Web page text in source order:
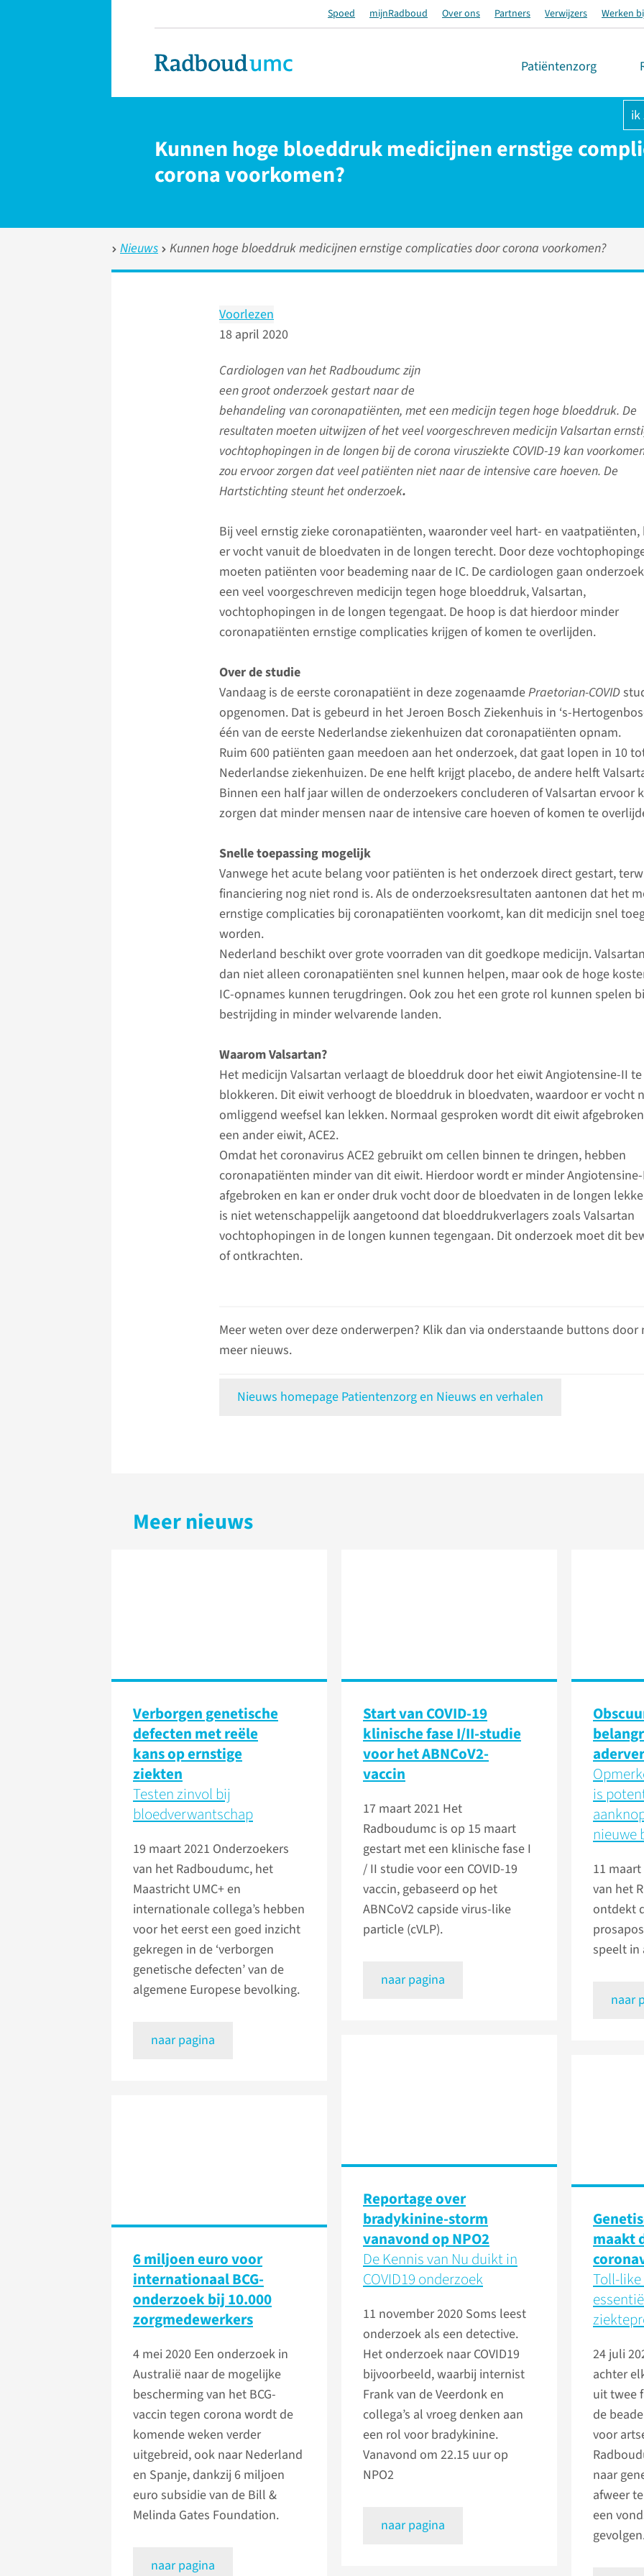
Spoed mijnRadboud Over ons Partners Verwijzers Werken
Patiëntenzorg
ik
Kunnen hoge bloeddruk medicijnen ernstige
corona voorkomen?
Nieuws Kunnen hoge bloeddruk medicijnen ernstige complicaties door corona voorkomen?
Voorlezen
18 april 2020
Cardiologen van het Radboudumc zijn
een groot onderzoek gestart naar de
behandeling van coronapatiënten, met een medicijn tegen hoge bloeddruk. De
resultaten moeten uitwijzen of het veel voorgeschreven medicijn Valsartan
vochtophopingen in de longen bij de corona virusziekte COVID-19 kan
zou ervoor zorgen dat veel patiënten niet naar de intensive care hoeven. De
Hartstichting steunt het onderzoek.
Bij veel ernstig zieke coronapatiënten, waaronder veel hart- en
er vocht vanuit de bloedvaten in de longen terecht. Door deze
moeten patiënten voor beademing naar de IC. De cardiologen gaan
een veel voorgeschreven medicijn tegen hoge bloeddruk, Valsartan,
vochtophopingen in de longen tegengaat. De hoop is dat hierdoor minder
coronapatiënten ernstige complicaties krijgen of komen te overlijden.
Over de studie
Vandaag is de eerste coronapatiënt in deze zogenaamdePraetorian-COVID
opgenomen. Dat is gebeurd in het Jeroen Bosch Ziekenhuis in ‘s-
één van de eerste Nederlandse ziekenhuizen dat coronapatiënten opnam.
Ruim 600 patiënten gaan meedoen aan het onderzoek, dat gaat lopen in 10
Nederlandse ziekenhuizen. De ene helft krijgt placebo, de andere helft
Binnen een half jaar willen de onderzoekers concluderen of Valsartan ervoor
zorgen dat minder mensen naar de intensive care hoeven of komen te
Snelle toepassing mogelijk
Vanwege het acute belang voor patiënten is het onderzoek direct gestart,
financiering nog niet rond is. Als de onderzoeksresultaten aantonen dat het
ernstige complicaties bij coronapatiënten voorkomt, kan dit medicijn snel
worden.
Nederland beschikt over grote voorraden van dit goedkope medicijn.
dan niet alleen coronapatiënten snel kunnen helpen, maar ook de hoge
IC-opnames kunnen terugdringen. Ook zou het een grote rol kunnen spelen
bestrijding in minder welvarende landen.
Waarom Valsartan?
Het medicijn Valsartan verlaagt de bloeddruk door het eiwit Angiotensine-II te
blokkeren. Dit eiwit verhoogt de bloeddruk in bloedvaten, waardoor er vocht
omliggend weefsel kan lekken. Normaal gesproken wordt dit eiwit
een ander eiwit, ACE2.
Omdat het coronavirus ACE2 gebruikt om cellen binnen te dringen, hebben
coronapatiënten minder van dit eiwit. Hierdoor wordt er minder
afgebroken en kan er onder druk vocht door de bloedvaten in de longen
is niet wetenschappelijk aangetoond dat bloeddrukverlagers zoals Valsartan
vochtophopingen in de longen kunnen tegengaan. Dit onderzoek moet dit
of ontkrachten.
Meer weten over deze onderwerpen? Klik dan via onderstaande buttons door
meer nieuws.
Nieuws homepage Patientenzorg en Nieuws en verhalen
Meer nieuws
Verborgen genetische
defecten met reële
kans op ernstige
ziekten
Testen zinvol bij
bloedverwantschap
19 maart 2021 Onderzoekers
van het Radboudumc, het
Maastricht UMC+ en
internationale collega’s hebben
voor het eerst een goed inzicht
gekregen in de ‘verborgen
genetische defecten’ van de
algemene Europese bevolking.
naar pagina
Start van COVID-19
klinische fase I/II-studie
voor het ABNCoV2-
vaccin
17 maart 2021 Het
Radboudumc is op 15 maart
gestart met een klinische fase I
/ II studie voor een COVID-19
vaccin, gebaseerd op het
ABNCoV2 capside virus-like
particle (cVLP).
naar pagina
is
nieuwe
11
van het
ontdekt
speelt in
naar
Reportage over
bradykinine-storm
vanavond op NPO2
De Kennis van Nu duikt in
COVID19 onderzoek
11 november 2020 Soms leest
onderzoek als een detective.
Het onderzoek naar COVID19
bijvoorbeeld, waarbij internist
Frank van de Veerdonk en
collega’s al vroeg denken aan
een rol voor bradykinine.
Vanavond om 22.15 uur op
NPO2
naar pagina
maakt
Toll-
24 juli
achter
uit twee
de
voor
naar
afweer
een
6 miljoen euro voor
internationaal BCG-
onderzoek bij 10.000
zorgmedewerkers
4 mei 2020 Een onderzoek in
Australië naar de mogelijke
bescherming van het BCG-
vaccin tegen corona wordt de
komende weken verder
uitgebreid, ook naar Nederland
en Spanje, dankzij 6 miljoen
euro subsidie van de Bill &
Melinda Gates Foundation.
naar pagina